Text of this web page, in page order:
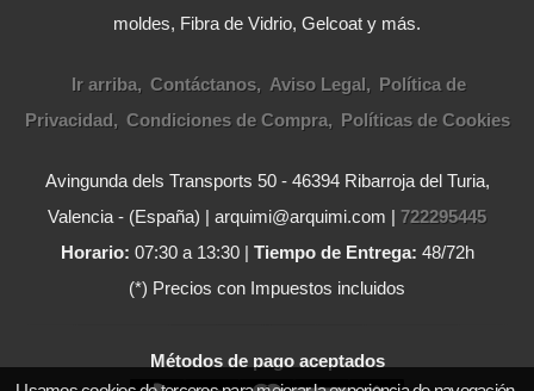
moldes, Fibra de Vidrio, Gelcoat y más.
Ir arriba Contáctanos Aviso Legal
Política de
Privacidad
Condiciones de Compra Políticas de Cookies
Avingunda dels Transports 50 - 46394 Ribarroja del Turia,
Valencia - (España) | arquimi@arquimi.com | 722295445
Horario: 07:30 a 13:30 | Tiempo de Entrega: 48/72h
(*) Precios con Impuestos incluidos
Métodos de pago aceptados